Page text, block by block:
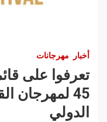
أخبار مهرجانات
تعرفوا على
45 لمهرجان
الدولي